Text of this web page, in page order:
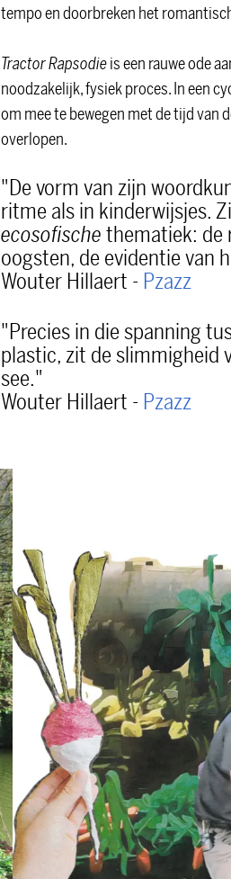
tempo en doorbreken het
Tractor Rapsodieis een rauwe ode
noodzakelijk, fysiek proces. In een
om mee te bewegen met de tijd van
overlopen.
"De vorm van zijn
ritme als in kinderwijsjes.
ecosofischethematiek: de
oogsten, de evidentie van
Wouter Hillaert - Pzazz
"Precies in die spanning
plastic, zit de slimmigheid
see."
Wouter Hillaert - Pzazz